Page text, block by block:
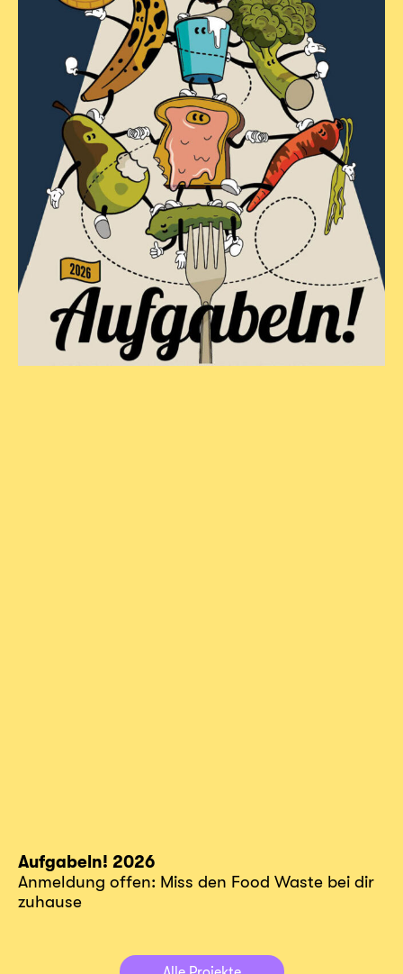
Aufgabeln! 2026
Anmeldung offen: Miss den Food Waste bei dir
zuhause